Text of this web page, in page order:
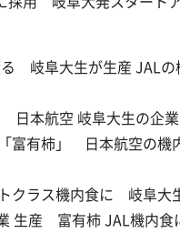
岐阜大生が生産 JAL
本航空 岐阜大生の企業
富有柿」 日本航空の
クラス機内食に 岐阜大
生産 富有柿 JAL機内食